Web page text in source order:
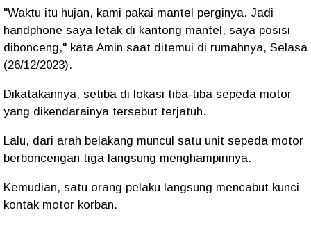
"Waktu itu hujan, kami pakai mantel perginya. Jadi
handphone saya letak di kantong mantel, saya posisi
dibonceng," kata Amin saat ditemui di rumahnya, Selasa
(26/12/2023).
Dikatakannya, setiba di lokasi tiba-tiba sepeda motor
yang dikendarainya tersebut terjatuh.
Lalu, dari arah belakang muncul satu unit sepeda motor
berboncengan tiga langsung menghampirinya.
Kemudian, satu orang pelaku langsung mencabut kunci
kontak motor korban.